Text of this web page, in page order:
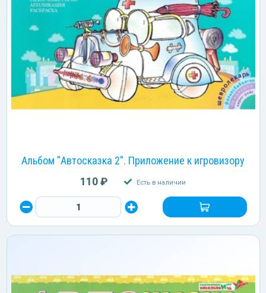
Альбом "Автосказка 2". Приложение к игровизору
110 ₽ Есть в наличии